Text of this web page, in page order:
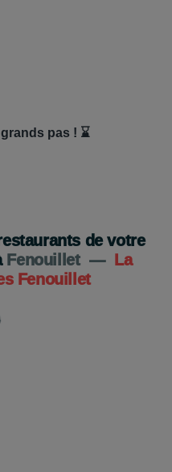
pas ! ⌛
de votre
Fenouillet —
La
Fenouillet